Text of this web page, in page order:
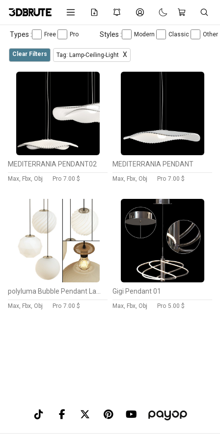
Types : Free Pro Styles : Modern Classic Other
Clear Filters Tag: Lamp-Ceiling-Light X
MEDITERRANIA PENDANT02
Max, Fbx, Obj Pro 7.00 $
MEDITERRANIA PENDANT
Max, Fbx, Obj Pro 7.00 $
Max, Fbx, Obj Pro 7.00 $
Gigi Pendant 01
Max, Fbx, Obj Pro 5.00 $